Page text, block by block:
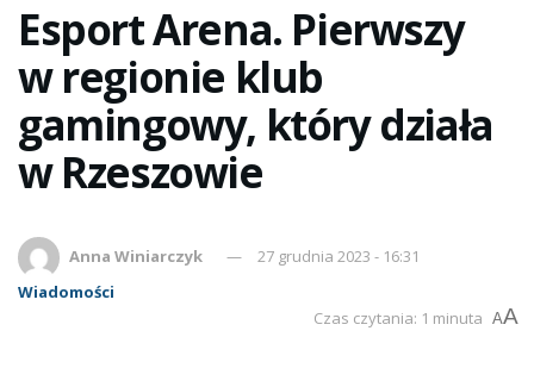
Esport Arena. Pierwszy
w regionie klub
gamingowy, który działa
w Rzeszowie
Anna Winiarczyk
27 grudnia 2023 - 16:31
Wiadomości
Czas czytania: 1 minuta AA